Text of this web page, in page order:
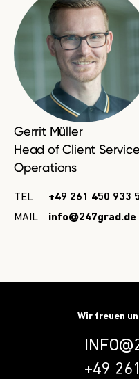
Gerrit Müller
Head of Client
Operations
TEL
+49 261 450 933
MAIL
info@247grad.de
Wir freuen
+49